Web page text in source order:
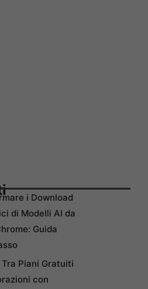
i Download
di Modelli AI da
Guida
Piani Gratuiti
con